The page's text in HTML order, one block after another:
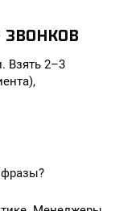
ЗВОНКОВ
Взять 2–3